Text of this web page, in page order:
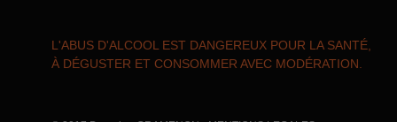
L'ABUS D'ALCOOL EST DANGEREUX POUR LA SANTÉ,
À DÉGUSTER ET CONSOMMER AVEC MODÉRATION.